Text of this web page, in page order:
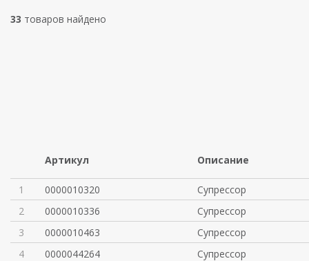
33 товаров найдено
Артикул Описание
1 0000010320
Супрессор
2
0000010336
Супрессор
3
0000010463
Супрессор
4
0000044264
Супрессор